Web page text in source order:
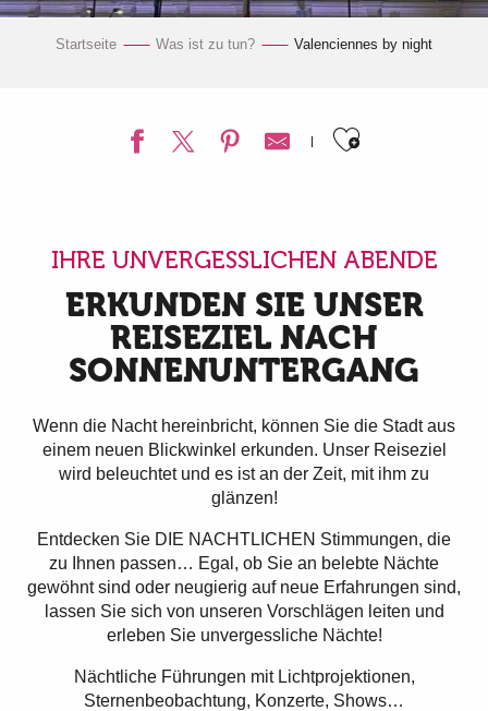
Startseite Was ist zu tun? Valenciennes by night
Ajouter
IHRE UNVERGESSLICHEN ABENDE
ERKUNDEN SIE UNSER
REISEZIEL NACH
SONNENUNTERGANG
Wenn die Nacht hereinbricht, können Sie die Stadt aus
einem neuen Blickwinkel erkunden. Unser Reiseziel
wird beleuchtet und es ist an der Zeit, mit ihm zu
glänzen!
Entdecken Sie DIE NACHTLICHEN Stimmungen, die
zu Ihnen passen… Egal, ob Sie an belebte Nächte
gewöhnt sind oder neugierig auf neue Erfahrungen sind,
lassen Sie sich von unseren Vorschlägen leiten und
erleben Sie unvergessliche Nächte!
Nächtliche Führungen mit Lichtprojektionen,
Sternenbeobachtung, Konzerte, Shows…